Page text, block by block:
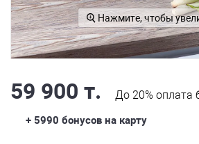
Нажмите, чтобы
59 900 т. До 20% оплата
+ 5990 бонусов на карту